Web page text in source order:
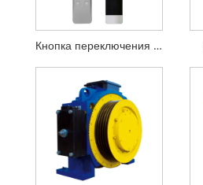
Кнопка переключения лифта